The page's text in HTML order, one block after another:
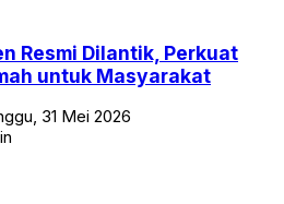
Resmi Dilantik, Perkuat
untuk Masyarakat
31 Mei 2026